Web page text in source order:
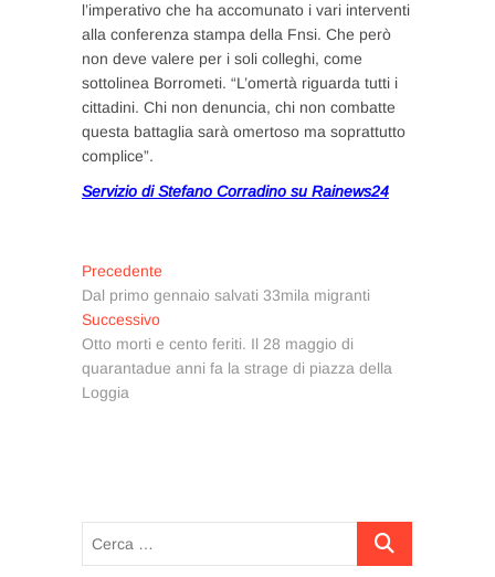
l’imperativo che ha accomunato i vari interventi
alla conferenza stampa della Fnsi. Che però
non deve valere per i soli colleghi, come
sottolinea Borrometi. “L’omertà riguarda tutti i
cittadini. Chi non denuncia, chi non combatte
questa battaglia sarà omertoso ma soprattutto
complice”.
Servizio di Stefano Corradino su Rainews24
Navigazione
articoli
Precedente
precedente:
Dal primo gennaio salvati 33mila migranti
SuccessivoArticolo
successivo:
Otto morti e cento feriti. Il 28 maggio di
quarantadue anni fa la strage di piazza della
Loggia
Cerca